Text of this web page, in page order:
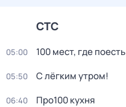
СТС
05:00 100 мест, где поесть
05:50 С лёгким утром!
06:40 Про100 кухня